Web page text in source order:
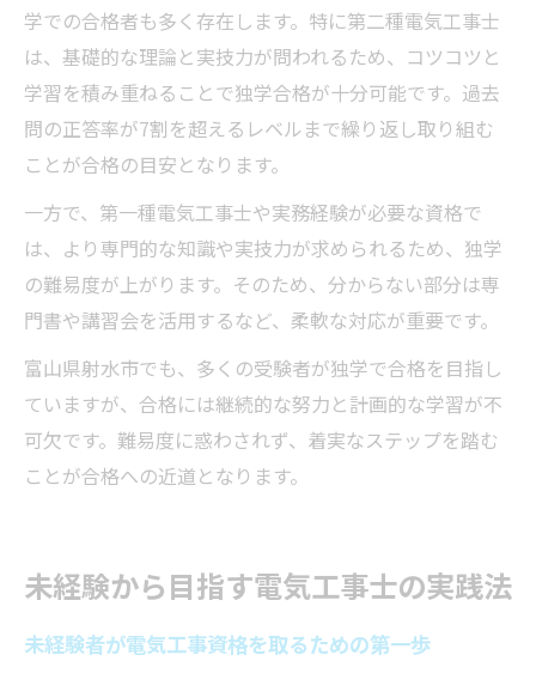
学での合格者も多く存在します。特に第二種電気工事士
は、基礎的な理論と実技力が問われるため、コツコツと
学習を積み重ねることで独学合格が十分可能です。過去
問の正答率が7割を超えるレベルまで繰り返し取り組む
ことが合格の目安となります。
一方で、第一種電気工事士や実務経験が必要な資格で
は、より専門的な知識や実技力が求められるため、独学
の難易度が上がります。そのため、分からない部分は専
門書や講習会を活用するなど、柔軟な対応が重要です。
富山県射水市でも、多くの受験者が独学で合格を目指し
ていますが、合格には継続的な努力と計画的な学習が不
可欠です。難易度に惑わされず、着実なステップを踏む
ことが合格への近道となります。
未経験から目指す電気工事士の実践法
未経験者が電気工事資格を取るための第一歩